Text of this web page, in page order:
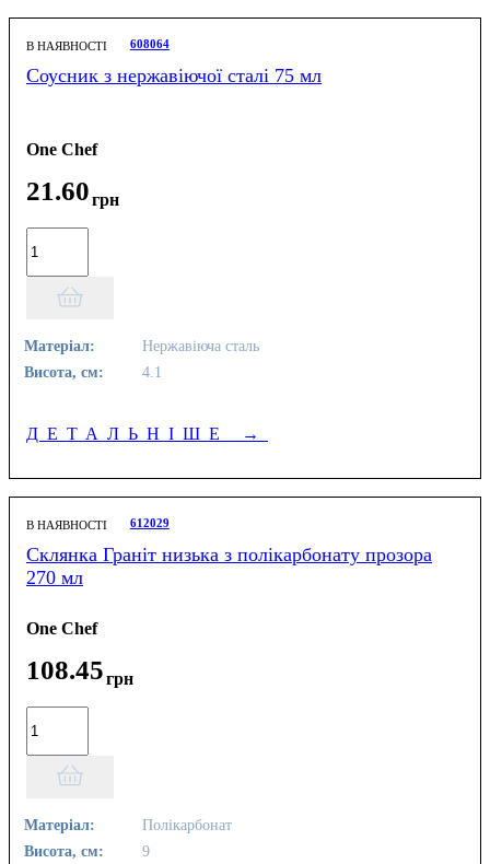
В НАЯВНОСТІ 608064
Соусник з нержавіючої сталі 75 мл
One Chef
21.60грн
Матеріал:
Нержавіюча сталь
Висота, см:
4.1
ДЕТАЛЬНІШЕ →
В НАЯВНОСТІ 612029
Склянка Граніт низька з полікарбонату прозора
270 мл
One Chef
108.45грн
Матеріал:
Полікарбонат
Висота, см:
9